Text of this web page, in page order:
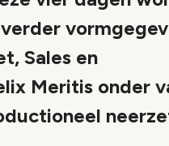
Sales en
Meritis onder